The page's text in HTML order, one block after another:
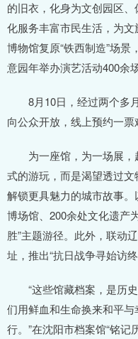
的旧衣，化身为文创园区
化服务丰富市民生活，为
博物馆复原“铁西制造”场
意园年举办演艺活动400
8月10日，经过两个多月
向公众开放，线上预约一票
为一座馆，为一场展，
式的游玩，而是渴望透过
解锁更具魅力的城市故事。
博场馆、200余处文化遗产
胜”主题游径。此外，联动
址，推出“抗日战争寻始访终
“这些馆藏档案，是历史
们用鲜血和生命换来和平
行。”在沈阳市档案馆“铭